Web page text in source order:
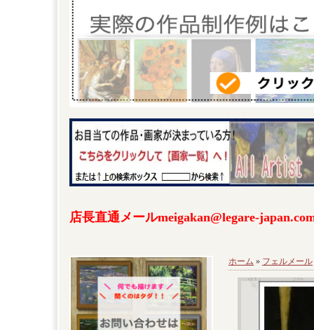
店長直通メールmeigakan@legare-
ホーム » フェルメール